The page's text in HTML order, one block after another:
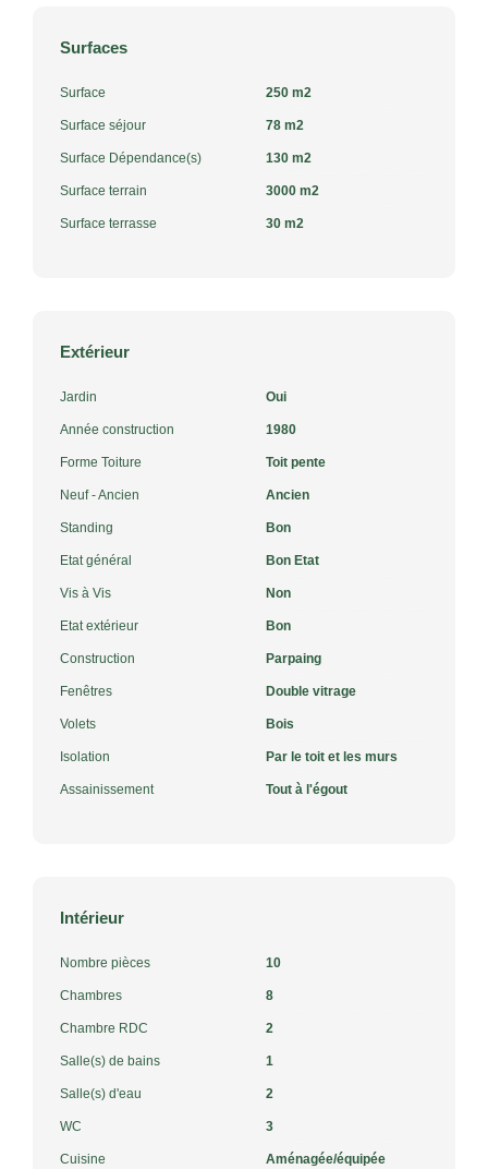
Surfaces
Surface 250 m2
Surface séjour 78 m2
Surface Dépendance(s) 130 m2
Surface terrain 3000 m2
Surface terrasse 30 m2
Extérieur
Jardin Oui
Année construction 1980
Forme Toiture Toit pente
Neuf - Ancien Ancien
Standing Bon
Etat général Bon Etat
Vis à Vis Non
Etat extérieur Bon
Construction Parpaing
Fenêtres Double vitrage
Volets Bois
Isolation Par le toit et les murs
Assainissement Tout à l'égout
Intérieur
Nombre pièces 10
Chambres 8
Chambre RDC 2
Salle(s) de bains 1
Salle(s) d'eau 2
WC 3
Cuisine Aménagée/équipée